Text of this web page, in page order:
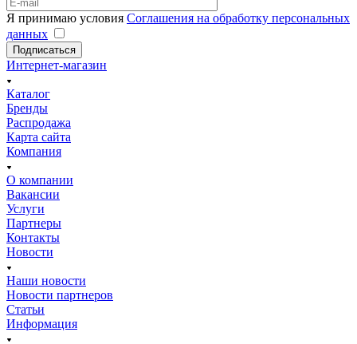
Я принимаю условия Соглашения на обработку персональных
данных
Подписаться
Интернет-магазин
Каталог
Бренды
Распродажа
Карта сайта
Компания
О компании
Вакансии
Услуги
Партнеры
Контакты
Новости
Наши новости
Новости партнеров
Статьи
Информация